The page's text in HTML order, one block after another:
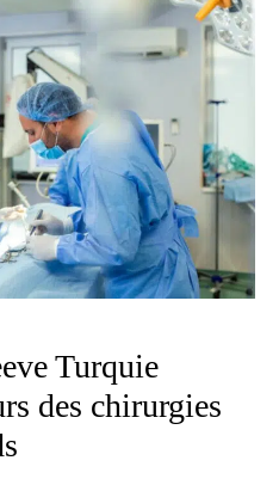
Turquie
des chirurgies